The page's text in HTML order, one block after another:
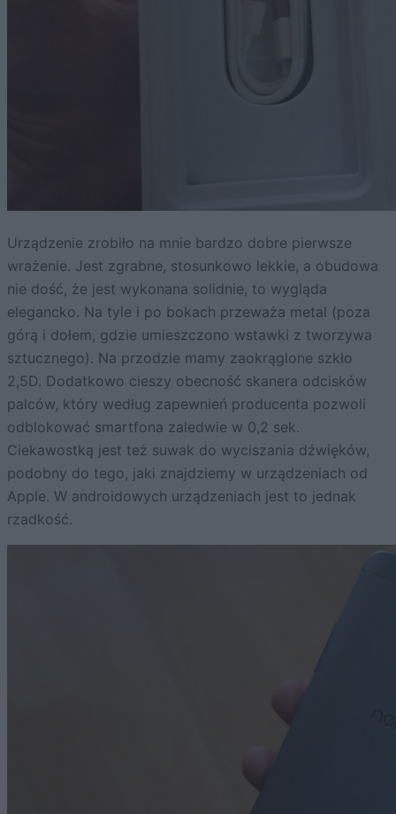
Urządzenie zrobiło na mnie bardzo dobre pierwsze
wrażenie. Jest zgrabne, stosunkowo lekkie, a obudowa
nie dość, że jest wykonana solidnie, to wygląda
elegancko. Na tyle i po bokach przeważa metal (poza
górą i dołem, gdzie umieszczono wstawki z tworzywa
sztucznego). Na przodzie mamy zaokrąglone szkło
2,5D. Dodatkowo cieszy obecność skanera odcisków
palców, który według zapewnień producenta pozwoli
odblokować smartfona zaledwie w 0,2 sek.
Ciekawostką jest też suwak do wyciszania dźwięków,
podobny do tego, jaki znajdziemy w urządzeniach od
Apple. W androidowych urządzeniach jest to jednak
rzadkość.